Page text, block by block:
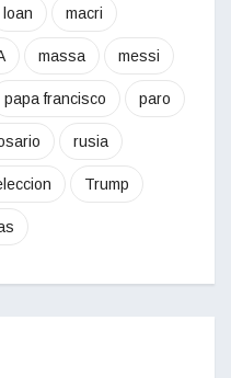
loan macri
massa messi
papa francisco paro
rusia
Trump